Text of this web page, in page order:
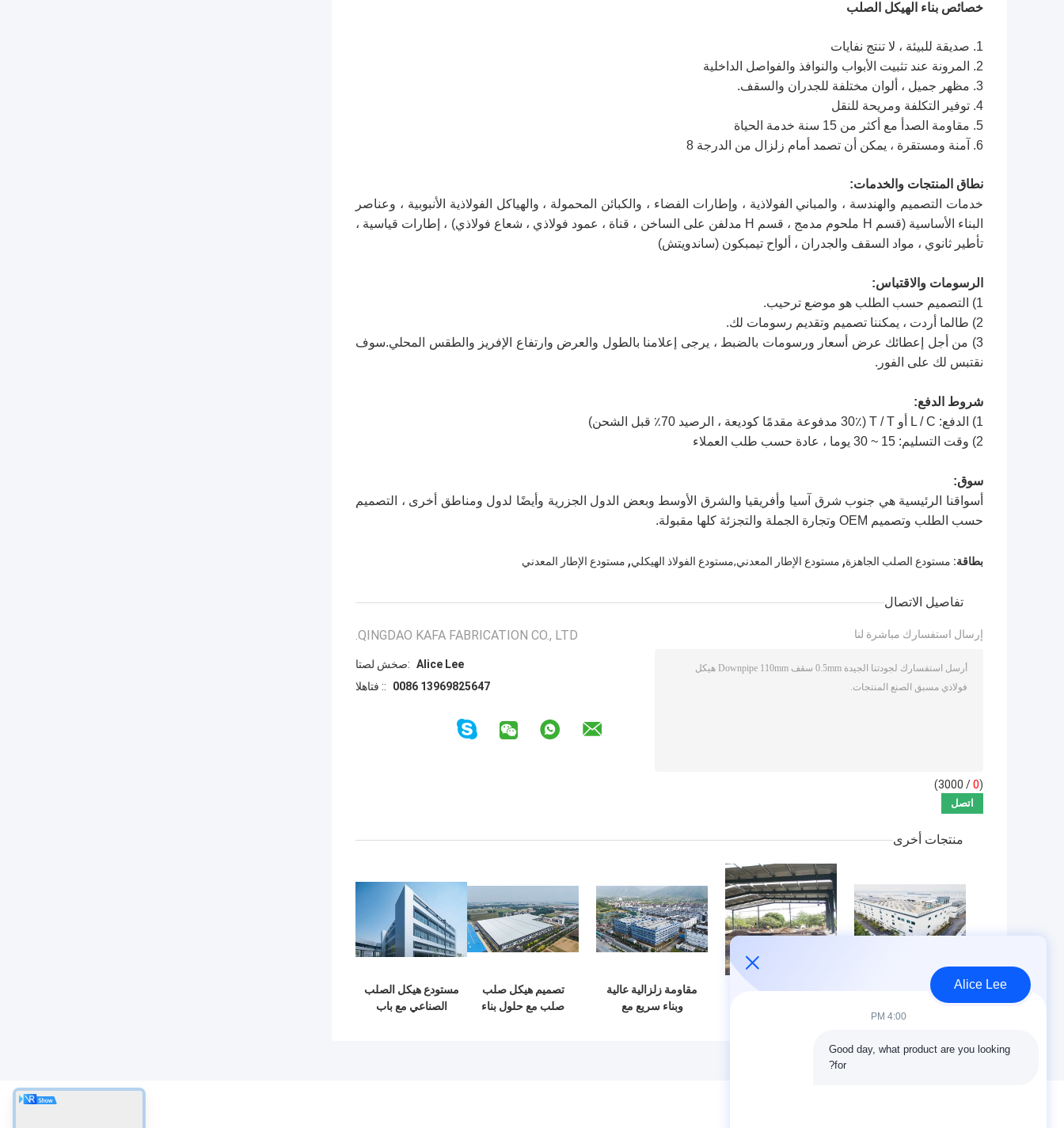
خصائص بناء الهيكل الصلب
1. صديقة للبيئة ، لا تنتج نفايات
2. المرونة عند تثبيت الأبواب والنوافذ والفواصل الداخلية
3. مظهر جميل ، ألوان مختلفة للجدران والسقف.
4. توفير التكلفة ومريحة للنقل
5. مقاومة الصدأ مع أكثر من 15 سنة خدمة الحياة
6. آمنة ومستقرة ، يمكن أن تصمد أمام زلزال من الدرجة 8
نطاق المنتجات والخدمات:
خدمات التصميم والهندسة ، والمباني الفولاذية ، وإطارات الفضاء ، والكبائن المحمولة ، والهياكل الفولاذية الأنبوبية ، وعناصر
البناء الأساسية (قسم H ملحوم مدمج ، قسم H مدلفن على الساخن ، قناة ، عمود فولاذي ، شعاع فولاذي) ، إطارات قياسية ،
تأطير ثانوي ، مواد السقف والجدران ، ألواح تيمبكون (ساندويتش)
الرسومات والاقتباس:
1) التصميم حسب الطلب هو موضع ترحيب.
2) طالما أردت ، يمكننا تصميم وتقديم رسومات لك.
3) من أجل إعطائك عرض أسعار ورسومات بالضبط ، يرجى إعلامنا بالطول والعرض وارتفاع الإفريز والطقس المحلي.سوف
نقتبس لك على الفور.
شروط الدفع:
1) الدفع: L / C أو T / T (30٪ مدفوعة مقدمًا كوديعة ، الرصيد 70٪ قبل الشحن)
2) وقت التسليم: 15 ~ 30 يوما ، عادة حسب طلب العملاء
سوق:
أسواقنا الرئيسية هي جنوب شرق آسيا وأفريقيا والشرق الأوسط وبعض الدول الجزرية وأيضًا لدول ومناطق أخرى ، التصميم
حسب الطلب وتصميم OEM وتجارة الجملة والتجزئة كلها مقبولة.
بطاقة: مستودع الصلب الجاهزة, مستودع الإطار المعدني,مستودع الفولاذ الهيكلي, مستودع الإطار المعدني
تفاصيل الاتصال
QINGDAO KAFA FABRICATION CO., LTD.
اتصل شخص: Alice Lee
الهاتف ::
0086 13969825647
إرسال استفسارك مباشرة لنا
(
0
/ 3000)
منتجات أخرى
مستودع هيكل فولاذ
بأسعار معقولة مع
تصنيع دقيق وحل
واحدة
تصنيع وتوريد مستودع
مقاومة زلزالية عالية
وبناء سريع مع
تصميم هيكل صلب
صلب مع حلول بناء
مستودع هيكل الصلب
الصناعي مع باب
Alice Lee
4:00 PM
Good day, what product are you looking
for?